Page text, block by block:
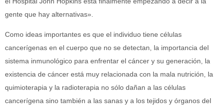
gente que hay alternativas».
Como ideas importantes es que el individuo tiene células
cancerígenas en el cuerpo que no se detectan, la importancia del
sistema inmunológico para enfrentar el cáncer y su generación, la
existencia de cáncer está muy relacionada con la mala nutrición, la
quimioterapia y la radioterapia no sólo dañan a las células
cancerígena sino también a las sanas y a los tejidos y órganos del